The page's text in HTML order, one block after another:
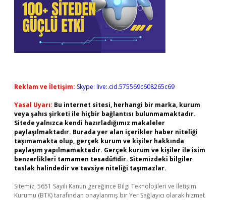
Reklam ve İletişim: Skype: live:.cid.575569c608265c69
Yasal Uyarı: Bu internet sitesi, herhangi bir marka, kurum
veya şahıs şirketi ile hiçbir bağlantısı bulunmamaktadır.
Sitede yalnızca kendi hazırladığımız makaleler
paylaşılmaktadır. Burada yer alan içerikler haber niteliği
taşımamakta olup, gerçek kurum ve kişiler hakkında
paylaşım yapılmamaktadır. Gerçek kurum ve kişiler ile isim
benzerlikleri tamamen tesadüfidir. Sitemizdeki bilgiler
taslak halindedir ve tavsiye niteliği taşımazlar.
Sitemiz, 5651 Sayılı Kanun gereğince Bilgi Teknolojileri ve İletişim
Kurumu (BTK) tarafından onaylanmış bir Yer Sağlayıcı olarak hizmet